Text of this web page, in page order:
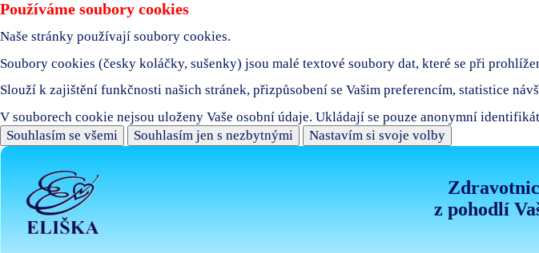
Používáme soubory cookies
Naše stránky používají soubory cookies.
Soubory cookies (česky koláčky, sušenky) jsou malé textové soubory dat, které se při
Slouží k zajištění funkčnosti našich stránek, přizpůsobení se Vašim preferencím, statistice
V souborech cookie nejsou uloženy Vaše osobní údaje. Ukládají se pouze anonymní
Souhlasím se všemi
Souhlasím jen s nezbytnými Nastavím si svoje volby
z pohodlí